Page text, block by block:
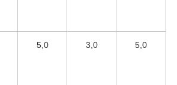
5,0 3,0 5,0